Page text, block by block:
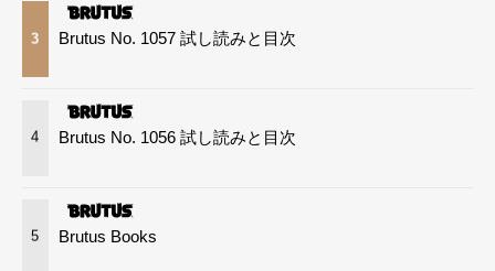
3 Brutus No. 1057 試し読みと目次
4 Brutus No. 1056 試し読みと目次
5 Brutus Books